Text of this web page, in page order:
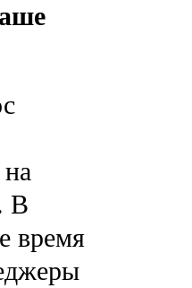
В
время